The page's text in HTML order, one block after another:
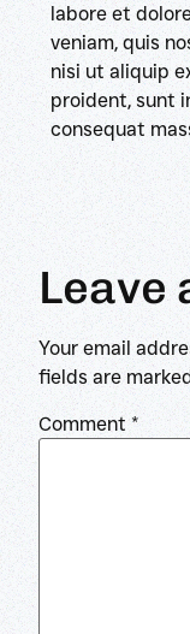
labore et
veniam, quis
nisi ut aliquip
proident, sunt
consequat
Leave
Your email
fields are
Comment *